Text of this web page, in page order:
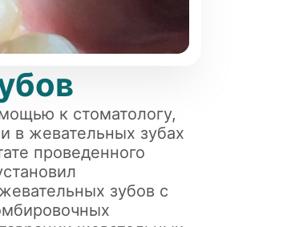
к стоматологу,
в жевательных зубах
проведенного
зубов с